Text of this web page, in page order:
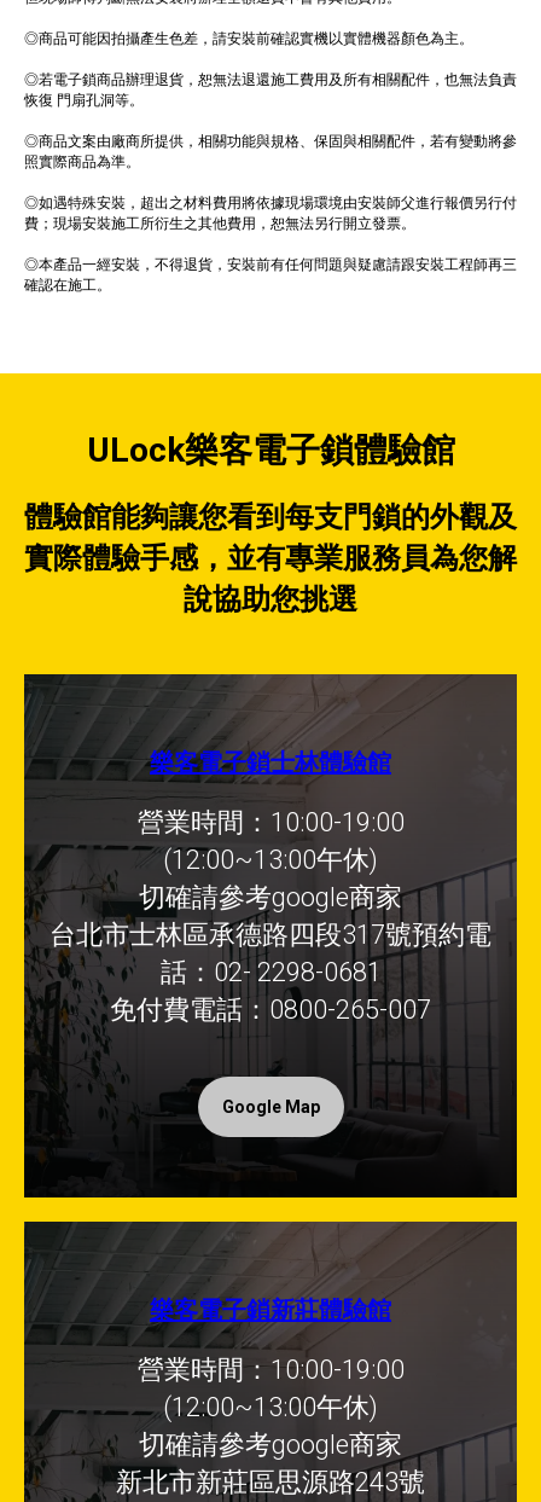
◎商品可能因拍攝產生色差，請安裝前確認實機以實體機器顏色為主。
◎若電子鎖商品辦理退貨，恕無法退還施工費用及所有相關配件，也無法負責
恢復 門扇孔洞等。
◎商品文案由廠商所提供，相關功能與規格、保固與相關配件，若有變動將參
照實際商品為準。
◎如遇特殊安裝，超出之材料費用將依據現場環境由安裝師父進行報價另行付
費；現場安裝施工所衍生之其他費用，恕無法另行開立發票。
◎本產品一經安裝，不得退貨，安裝前有任何問題與疑慮請跟安裝工程師再三
確認在施工。
ULock樂客電子鎖體驗館
體驗館能夠讓您看到每支門鎖的外觀及
實際體驗手感，並有專業服務員為您解
說協助您挑選
樂客電子鎖士林體驗館
營業時間：10:00-19:00
(12:00~13:00午休)
切確請參考google商家
台北市士林區承德路四段317號預約電
話：02- 2298-0681
免付費電話：0800-265-007
Google Map
樂客電子鎖新莊體驗館
營業時間：10:00-19:00
(12:00~13:00午休)
切確請參考google商家
新北市新莊區思源路243號